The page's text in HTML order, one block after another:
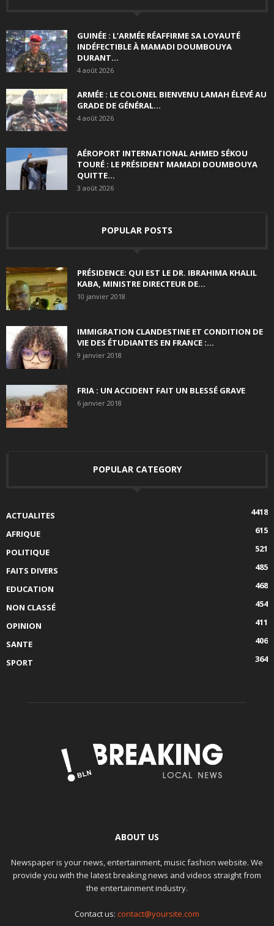
GUINÉE : L’ARMÉE RÉAFFIRME SA LOYAUTÉ
INDÉFECTIBLE À MAMADI DOUMBOUYA
DURANT...
4 août 2026
ARMÉE : LE COLONEL BIENVENU LAMAH ÉLEVÉ AU
GRADE DE GÉNÉRAL...
4 août 2026
AÉROPORT INTERNATIONAL AHMED SÉKOU
TOURÉ : LE PRÉSIDENT MAMADI DOUMBOUYA
QUITTE...
3 août 2026
POPULAR POSTS
PRÉSIDENCE: QUI EST LE DR. IBRAHIMA KHALIL
KABA, MINISTRE DIRECTEUR DE...
10 janvier 2018
IMMIGRATION CLANDESTINE ET CONDITION DE
VIE DES ÉTUDIANTES EN FRANCE :...
9 janvier 2018
FRIA : UN ACCIDENT FAIT UN BLESSÉ GRAVE
6 janvier 2018
POPULAR CATEGORY
ACTUALITES
4418
AFRIQUE
615
POLITIQUE
521
FAITS DIVERS
485
EDUCATION
468
NON CLASSÉ
454
OPINION
411
SANTE
406
SPORT
364
ABOUT US
Newspaper is your news, entertainment, music fashion website. We
provide you with the latest breaking news and videos straight from
the entertainment industry.
Contact us: contact@yoursite.com